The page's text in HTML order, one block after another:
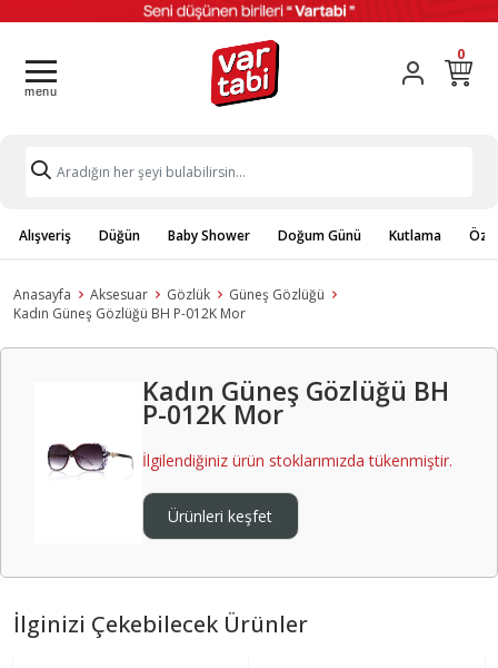
0
Alışveriş Düğün Baby Shower Doğum Günü Kutlama
Anasayfa Aksesuar Gözlük
Güneş Gözlüğü
Kadın Güneş Gözlüğü BH P-012K Mor
Kadın Güneş Gözlüğü BH
P-012K Mor
İlgilendiğiniz ürün stoklarımızda tükenmiştir.
Ürünleri keşfet
İlginizi Çekebilecek Ürünler